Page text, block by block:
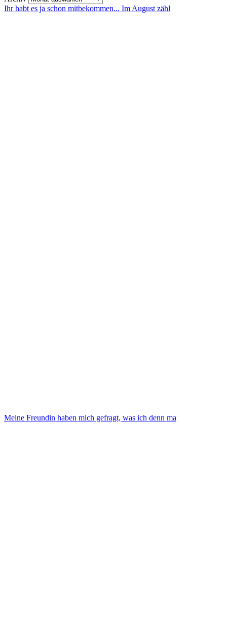
Ihr habt es ja schon mitbekommen... Im August zähl
Meine Freundin haben mich gefragt, was ich denn ma